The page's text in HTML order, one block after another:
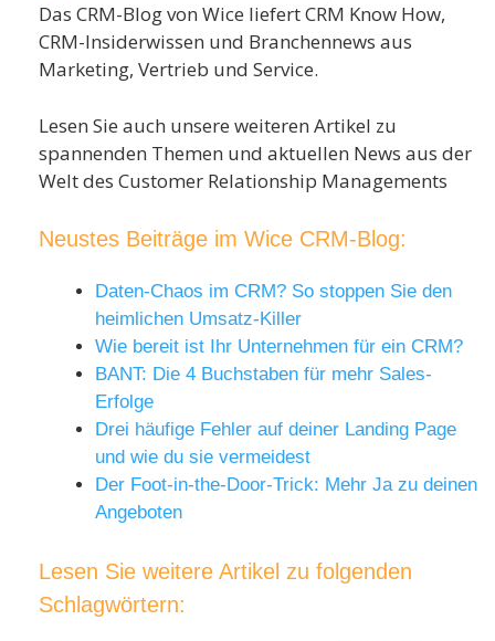
Das CRM-Blog von Wice liefert CRM Know How,
CRM-Insiderwissen und Branchennews aus
Marketing, Vertrieb und Service.
Lesen Sie auch unsere weiteren Artikel zu
spannenden Themen und aktuellen News aus der
Welt des Customer Relationship Managements
Neustes Beiträge im Wice CRM-Blog:
Daten-Chaos im CRM? So stoppen Sie den
heimlichen Umsatz-Killer
Wie bereit ist Ihr Unternehmen für ein CRM?
BANT: Die 4 Buchstaben für mehr Sales-
Erfolge
Drei häufige Fehler auf deiner Landing Page
und wie du sie vermeidest
Der Foot-in-the-Door-Trick: Mehr Ja zu deinen
Angeboten
Lesen Sie weitere Artikel zu folgenden
Schlagwörtern: